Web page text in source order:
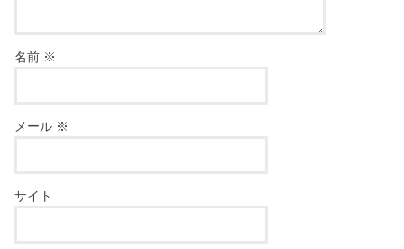
名前 ※
メール ※
サイト